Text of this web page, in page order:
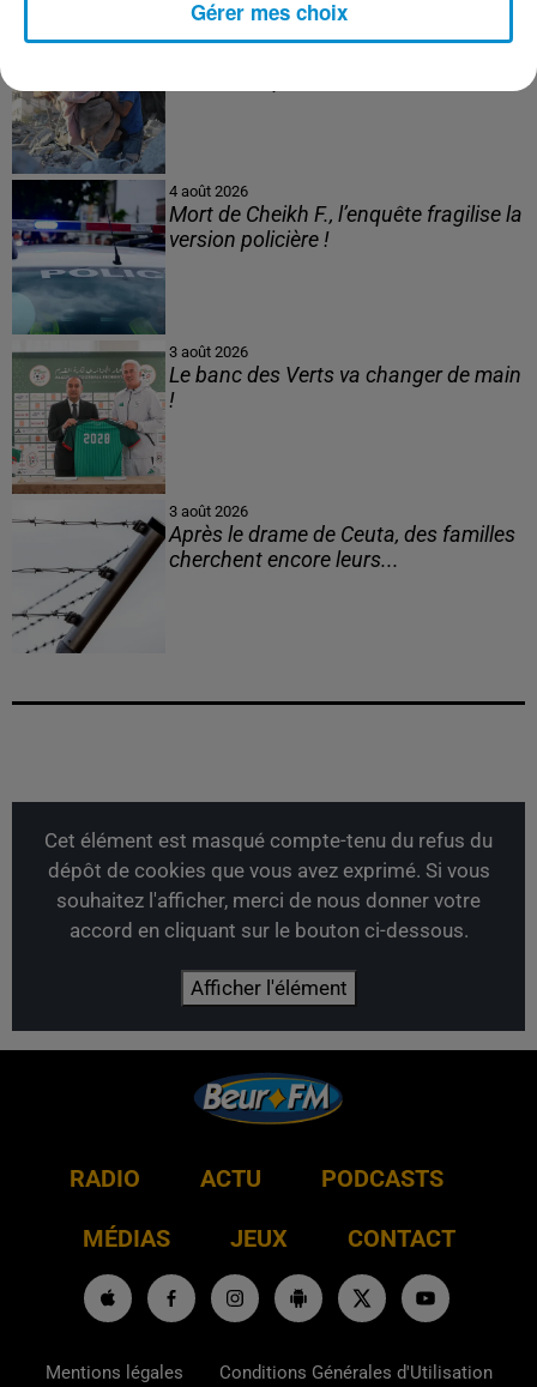
4 août 2026
Mort de Cheikh F., l’enquête fragilise la
version policière !
3 août 2026
Le banc des Verts va changer de main
!
3 août 2026
Après le drame de Ceuta, des familles
cherchent encore leurs...
Cet élément est masqué compte-tenu du refus du
dépôt de cookies que vous avez exprimé. Si vous
souhaitez l'afficher, merci de nous donner votre
accord en cliquant sur le bouton ci-dessous.
Afficher l'élément
RADIO ACTU PODCASTS
MÉDIAS JEUX CONTACT
Mentions légales Conditions Générales d'Utilisation
Gérer mes choix